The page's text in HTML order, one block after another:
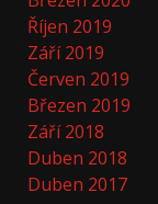
Říjen 2019
Září 2019
Červen 2019
Březen 2019
Září 2018
Duben 2018
Duben 2017